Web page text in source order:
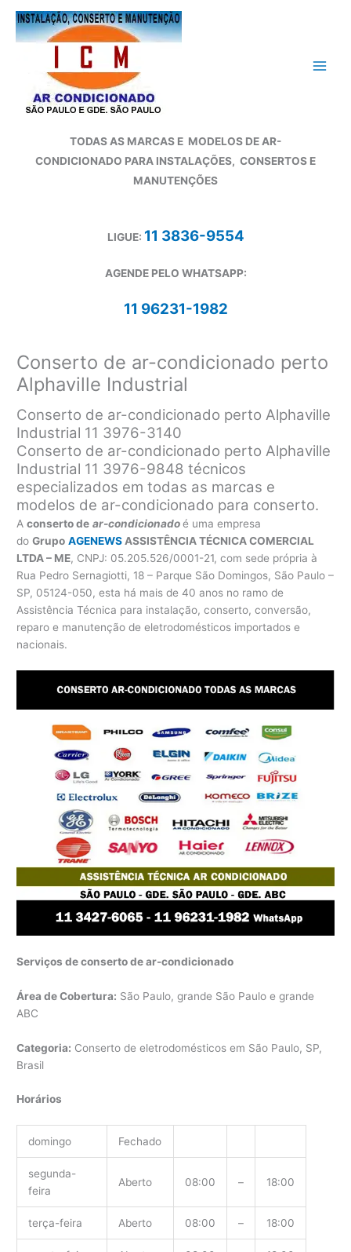
para
TODAS AS MARCAS E MODELOS DE AR-
CONDICIONADO PARA INSTALAÇÕES, CONSERTOS E
MANUTENÇÕES
LIGUE: 11 3836-9554
AGENDE PELO WHATSAPP:
11 96231-1982
Conserto de ar-condicionado perto
Alphaville Industrial
Conserto de ar-condicionado perto Alphaville
Industrial 11 3976-3140
Conserto de ar-condicionado perto Alphaville
Industrial 11 3976-9848 técnicos
especializados em todas as marcas e
modelos de ar-condicionado para conserto.
Aconserto de ar-condicionadoé uma empresa
doGrupo AGENEWS ASSISTÊNCIA TÉCNICA COMERCIAL
LTDA – ME, CNPJ: 05.205.526/0001-21, com sede própria à
Rua Pedro Sernagiotti, 18 – Parque São Domingos, São Paulo –
SP, 05124-050, esta há mais de 40 anos no ramo de
Assistência Técnica para instalação, conserto, conversão,
reparo e manutenção de eletrodomésticos importados e
nacionais.
Serviços de conserto de ar-condicionado
Área de Cobertura: São Paulo, grande São Paulo e grande
ABC
Categoria: Conserto de eletrodomésticos em São Paulo, SP,
Brasil
Horários
domingo Fechado
segunda-
feira
Aberto 08:00 – 18:00
terça-feira Aberto 08:00 – 18:00